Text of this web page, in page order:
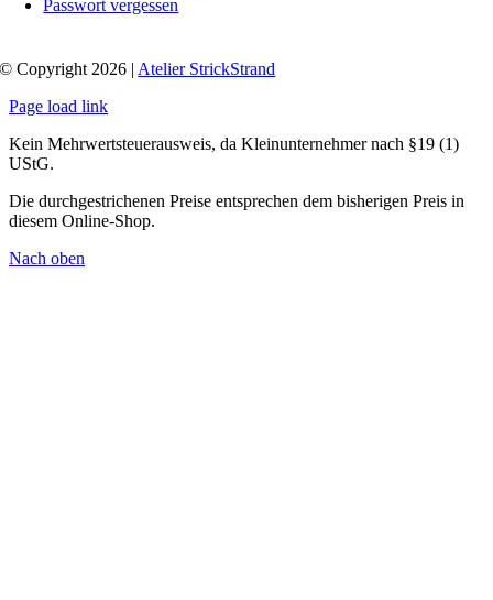
Passwort vergessen
© Copyright 2026 |Atelier StrickStrand
Page load link
Kein Mehrwertsteuerausweis, da Kleinunternehmer nach §19 (1)
UStG.
Die durchgestrichenen Preise entsprechen dem bisherigen Preis in
diesem Online-Shop.
Nach oben